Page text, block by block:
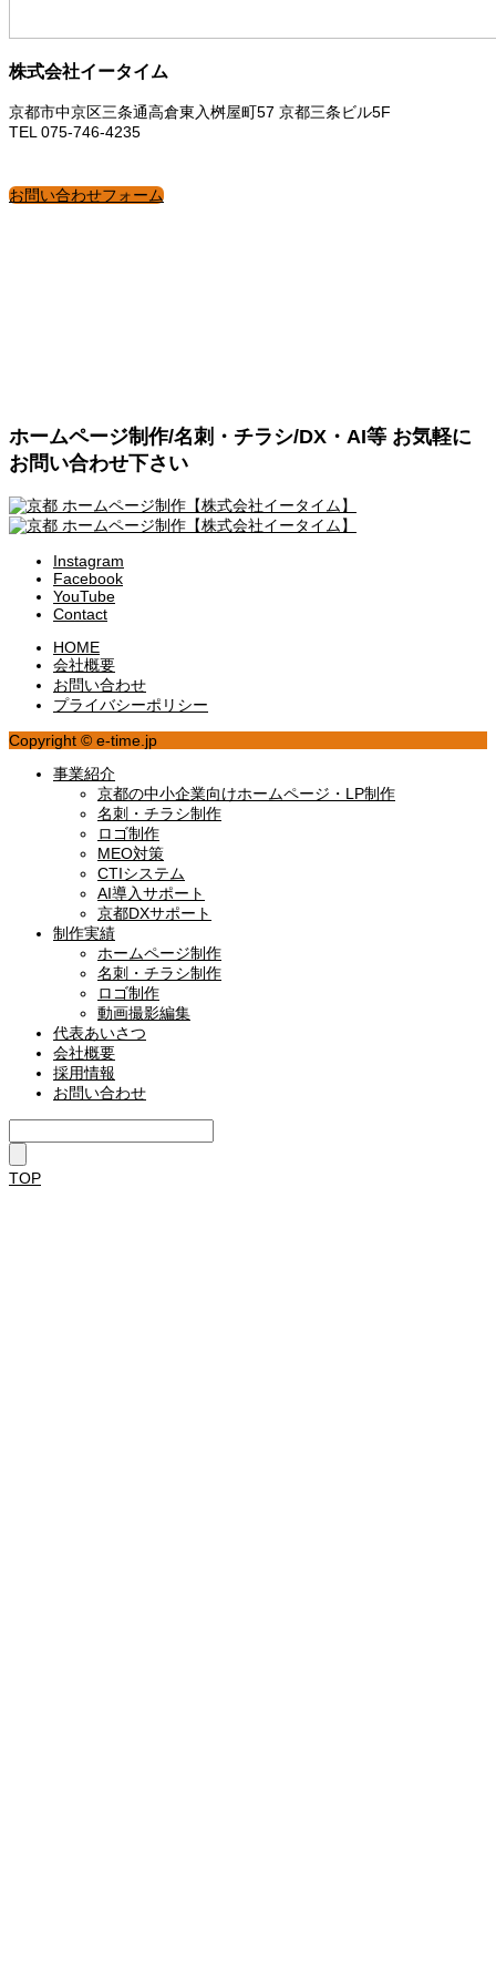
株式会社イータイム
京都市中京区三条通高倉東入桝屋町57 京都三条ビル5F
TEL 075-746-4235
お問い合わせフォーム
ホームページ制作/名刺・チラシ/DX・AI等 お気軽に
お問い合わせ下さい
Instagram
Facebook
YouTube
Contact
HOME
会社概要
お問い合わせ
プライバシーポリシー
Copyright © e-time.jp
事業紹介
京都の中小企業向けホームページ・LP制作
名刺・チラシ制作
ロゴ制作
MEO対策
CTIシステム
AI導入サポート
京都DXサポート
制作実績
ホームページ制作
名刺・チラシ制作
ロゴ制作
動画撮影編集
代表あいさつ
会社概要
採用情報
お問い合わせ
TOP